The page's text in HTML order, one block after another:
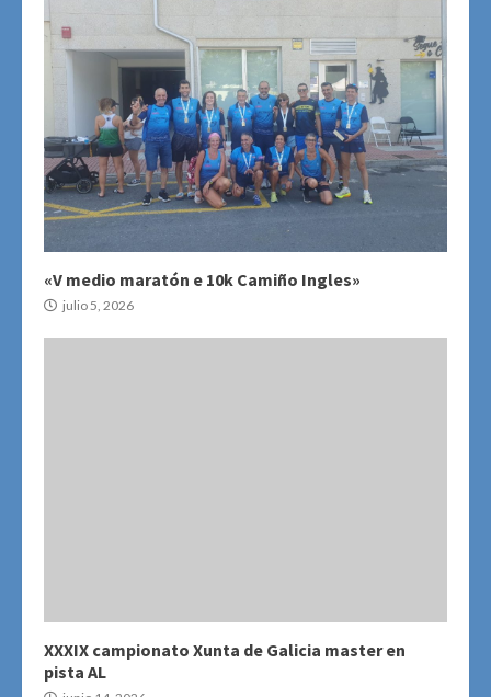
«V medio maratón e 10k Camiño Ingles»
julio 5, 2026
XXXIX campionato Xunta de Galicia master en
pista AL